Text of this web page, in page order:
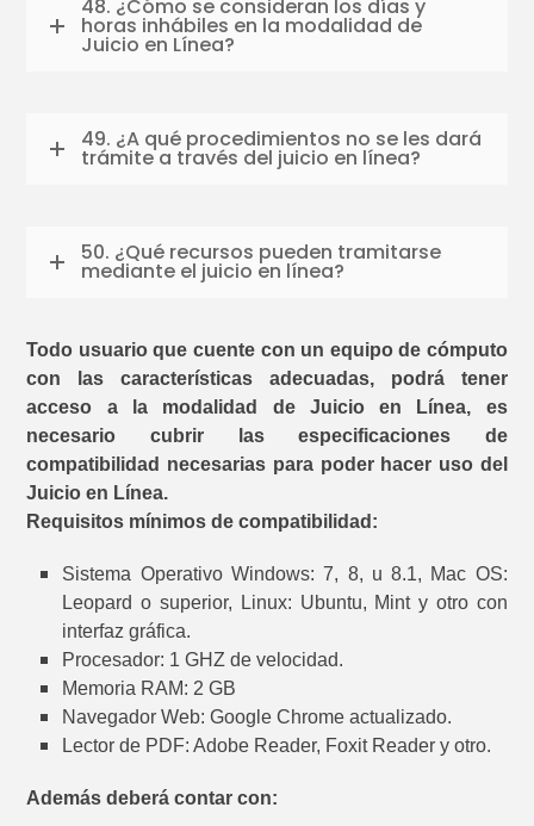
48. ¿Cómo se consideran los días y
horas inhábiles en la modalidad de
Juicio en Línea?
49. ¿A qué procedimientos no se les dará
trámite a través del juicio en línea?
50. ¿Qué recursos pueden tramitarse
mediante el juicio en línea?
Todo usuario que cuente con un equipo de cómputo
con las características adecuadas, podrá tener
acceso a la modalidad de Juicio en Línea, es
necesario cubrir las especificaciones de
compatibilidad necesarias para poder hacer uso del
Juicio en Línea.
Requisitos mínimos de compatibilidad:
Sistema Operativo Windows: 7, 8, u 8.1, Mac OS:
Leopard o superior, Linux: Ubuntu, Mint y otro con
interfaz gráfica.
Procesador: 1 GHZ de velocidad.
Memoria RAM: 2 GB
Navegador Web: Google Chrome actualizado.
Lector de PDF: Adobe Reader, Foxit Reader y otro.
Además deberá contar con: